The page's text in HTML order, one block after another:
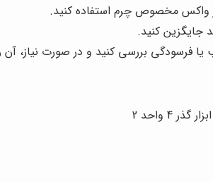
واکس مخصوص چرم استفاده کنید.
کنید.
فرسودگی بررسی کنید و در صورت نیاز، آن
4 واحد 2